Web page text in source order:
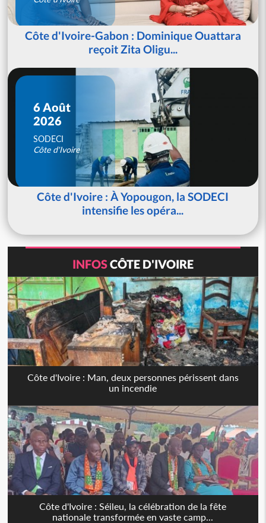
Côte d'Ivoire-Gabon : Dominique Ouattara
reçoit Zita Oligu...
6 Août
2026
SODECI
Côte d'Ivoire
Côte d'Ivoire : À Yopougon, la SODECI
intensifie les opéra...
INFOSCÔTE D'IVOIRE
Côte d'Ivoire : Man, deux personnes périssent dans
un incendie
Côte d'Ivoire : Séileu, la célébration de la fête
nationale transformée en vaste camp...